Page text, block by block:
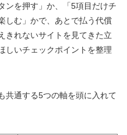
ンを押す」か、「5項目だけチ
しむ」かで、あとで払う代償
きれないサイトを見てきた立
しいチェックポイントを整理
共通する5つの軸を頭に入れて